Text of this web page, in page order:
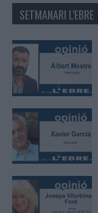
SETMANARI L'EBRE